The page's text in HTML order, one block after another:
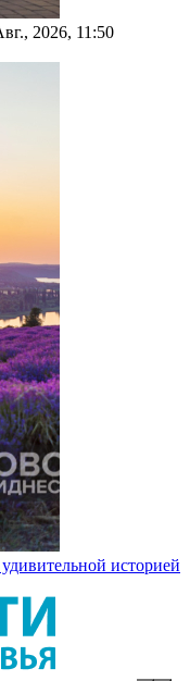
2026, 11:50
историей